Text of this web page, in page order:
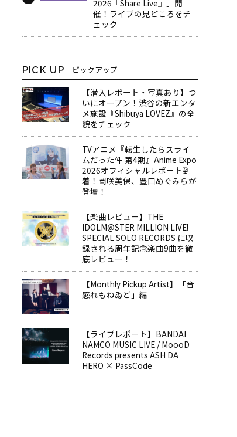
2026『Share Live』」開
催！ライブの見どころをチ
ェック
PICK UP ピックアップ
【潜入レポート・写真あり】つ
いにオープン！渋谷の新エンタ
メ施設『Shibuya LOVEZ』の全
貌をチェック
TVアニメ『転生したらスライ
ムだった件 第4期』Anime Expo
2026オフィシャルレポート到
着！岡咲美保、豊口めぐみらが
登壇！
【楽曲レビュー】THE
IDOLM@STER MILLION LIVE!
SPECIAL SOLO RECORDS に収
録される周年記念楽曲9曲を徹
底レビュー！
【Monthly Pickup Artist】「音
感れもねゐど」編
【ライブレポート】BANDAI
NAMCO MUSIC LIVE / MoooD
Records presents ASH DA
HERO × PassCode